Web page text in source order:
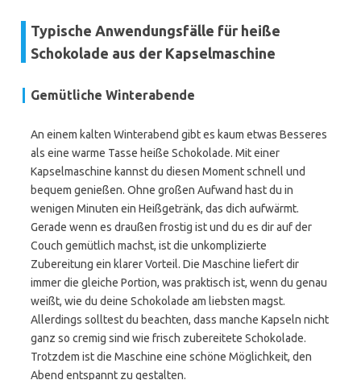
Typische Anwendungsfälle für heiße
Schokolade aus der Kapselmaschine
Gemütliche Winterabende
An einem kalten Winterabend gibt es kaum etwas Besseres
als eine warme Tasse heiße Schokolade. Mit einer
Kapselmaschine kannst du diesen Moment schnell und
bequem genießen. Ohne großen Aufwand hast du in
wenigen Minuten ein Heißgetränk, das dich aufwärmt.
Gerade wenn es draußen frostig ist und du es dir auf der
Couch gemütlich machst, ist die unkomplizierte
Zubereitung ein klarer Vorteil. Die Maschine liefert dir
immer die gleiche Portion, was praktisch ist, wenn du genau
weißt, wie du deine Schokolade am liebsten magst.
Allerdings solltest du beachten, dass manche Kapseln nicht
ganz so cremig sind wie frisch zubereitete Schokolade.
Trotzdem ist die Maschine eine schöne Möglichkeit, den
Abend entspannt zu gestalten.